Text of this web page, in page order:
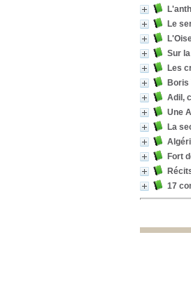
Le
Sur
Les
Boris
Adil,
Une
La
Fort
17